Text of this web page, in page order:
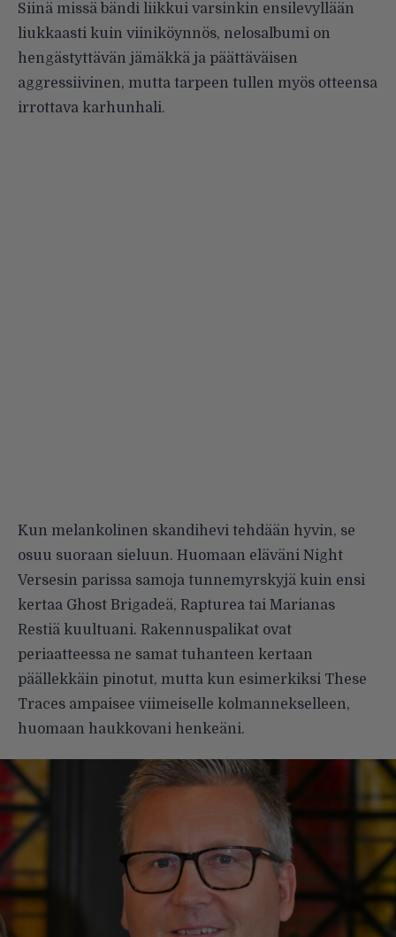
Siinä missä bändi liikkui varsinkin ensilevyllään
liukkaasti kuin viiniköynnös, nelosalbumi on
hengästyttävän jämäkkä ja päättäväisen
aggressiivinen, mutta tarpeen tullen myös otteensa
irrottava karhunhali.
Kun melankolinen skandihevi tehdään hyvin, se
osuu suoraan sieluun. Huomaan eläväni Night
Versesin parissa samoja tunnemyrskyjä kuin ensi
kertaa Ghost Brigadeä, Rapturea tai Marianas
Restiä kuultuani. Rakennuspalikat ovat
periaatteessa ne samat tuhanteen kertaan
päällekkäin pinotut, mutta kun esimerkiksi These
Traces ampaisee viimeiselle kolmannekselleen,
huomaan haukkovani henkeäni.